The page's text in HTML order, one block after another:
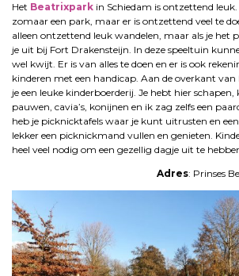
Het Beatrixpark in Schiedam is ontzettend
zomaar een park, maar er is ontzettend veel te
alleen ontzettend leuk wandelen, maar als je
je uit bij Fort Drakensteijn. In deze speeltuin
wel kwijt. Er is van alles te doen en er is ook
kinderen met een handicap. Aan de overkant
je een leuke kinderboerderij. Je hebt hier
pauwen, cavia’s, konijnen en ik zag zelfs een
heb je picknicktafels waar je kunt uitrusten en
lekker een picknickmand vullen en genieten.
heel veel nodig om een gezellig dagje uit te
Adres: Prinses